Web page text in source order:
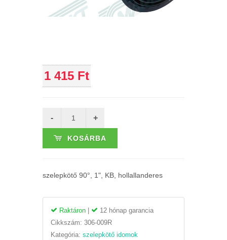
1 415 Ft
KOSÁRBA
szelepkötő 90°, 1", KB, hollallanderes
Raktáron
12 hónap garancia
Cikkszám: 306-009R
Kategória: szelepkötő idomok